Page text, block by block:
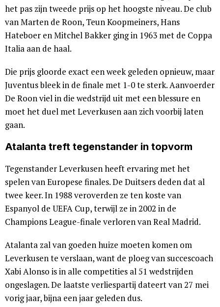
het pas zijn tweede prijs op het hoogste niveau. De club
van Marten de Roon, Teun Koopmeiners, Hans
Hateboer en Mitchel Bakker ging in 1963 met de Coppa
Italia aan de haal.
Die prijs gloorde exact een week geleden opnieuw, maar
Juventus bleek in de finale met 1-0 te sterk. Aanvoerder
De Roon viel in die wedstrijd uit met een blessure en
moet het duel met Leverkusen aan zich voorbij laten
gaan.
Atalanta treft tegenstander in topvorm
Tegenstander Leverkusen heeft ervaring met het
spelen van Europese finales. De Duitsers deden dat al
twee keer. In 1988 veroverden ze ten koste van
Espanyol de UEFA Cup, terwijl ze in 2002 in de
Champions League-finale verloren van Real Madrid.
Atalanta zal van goeden huize moeten komen om
Leverkusen te verslaan, want de ploeg van succescoach
Xabi Alonso is in alle competities al 51 wedstrijden
ongeslagen. De laatste verliespartij dateert van 27 mei
vorig jaar, bijna een jaar geleden dus.